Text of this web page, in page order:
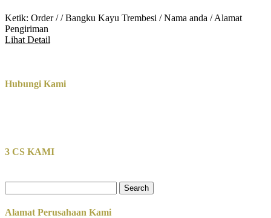
Ketik: Order / / Bangku Kayu Trembesi / Nama anda / Alamat
Pengiriman
Lihat Detail
Hubungi Kami
3 CS KAMI
for:
Alamat Perusahaan Kami